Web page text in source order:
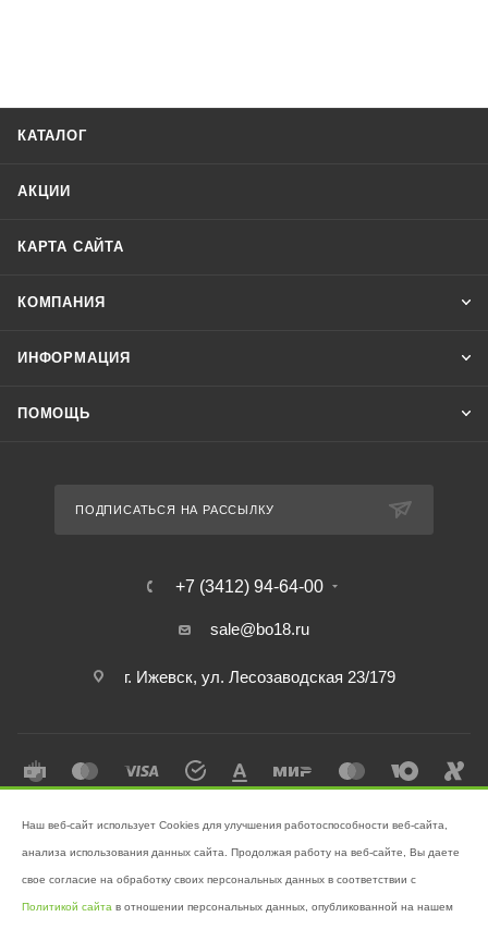
КАТАЛОГ
АКЦИИ
КАРТА САЙТА
КОМПАНИЯ
ИНФОРМАЦИЯ
ПОМОЩЬ
ПОДПИСАТЬСЯ НА РАССЫЛКУ
+7 (3412) 94-64-00
sale@bo18.ru
г. Ижевск, ул. Лесозаводская 23/179
поддержании чистоты!
Наш веб-сайт использует Cookies для улучшения работоспособности веб-сайта,
анализа использования данных сайта. Продолжая работу на веб-сайте, Вы даете
свое согласие на обработку своих персональных данных в соответствии с
Политикой сайта в отношении персональных данных, опубликованной на нашем